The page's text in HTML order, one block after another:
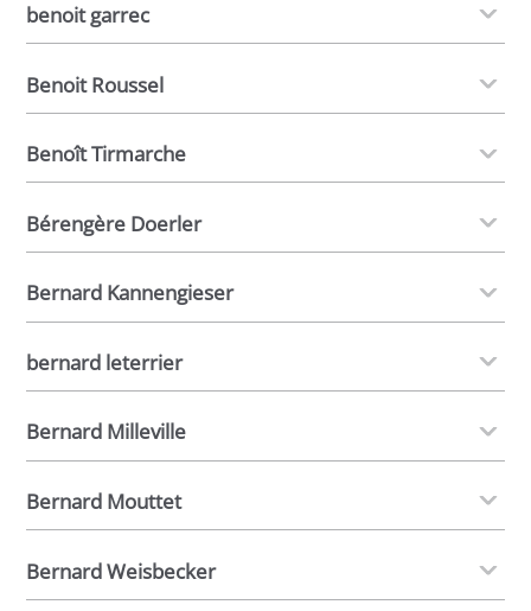
benoit garrec
Benoit Roussel
Benoît Tirmarche
Bérengère Doerler
Bernard Kannengieser
bernard leterrier
Bernard Milleville
Bernard Mouttet
Bernard Weisbecker